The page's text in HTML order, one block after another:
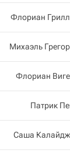
Флориан
Михаэль
Флориан
Патрик
Саша